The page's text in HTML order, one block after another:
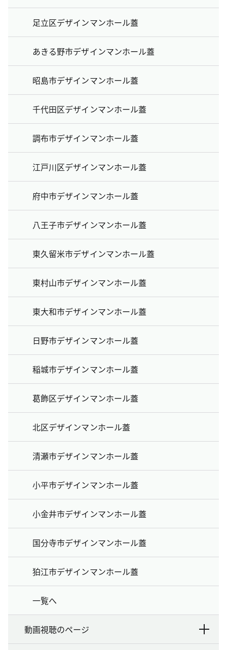
足立区デザインマンホール蓋
あきる野市デザインマンホール蓋
昭島市デザインマンホール蓋
千代田区デザインマンホール蓋
調布市デザインマンホール蓋
江戸川区デザインマンホール蓋
府中市デザインマンホール蓋
八王子市デザインマンホール蓋
東久留米市デザインマンホール蓋
東村山市デザインマンホール蓋
東大和市デザインマンホール蓋
日野市デザインマンホール蓋
稲城市デザインマンホール蓋
葛飾区デザインマンホール蓋
北区デザインマンホール蓋
清瀬市デザインマンホール蓋
小平市デザインマンホール蓋
小金井市デザインマンホール蓋
国分寺市デザインマンホール蓋
狛江市デザインマンホール蓋
一覧へ
動画視聴のページ